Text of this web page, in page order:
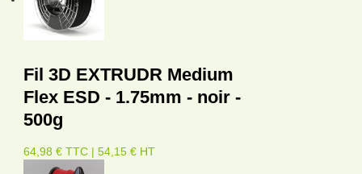
Fil 3D EXTRUDR Medium
Flex ESD - 1.75mm - noir -
500g
64,98 € TTC | 54,15 € HT